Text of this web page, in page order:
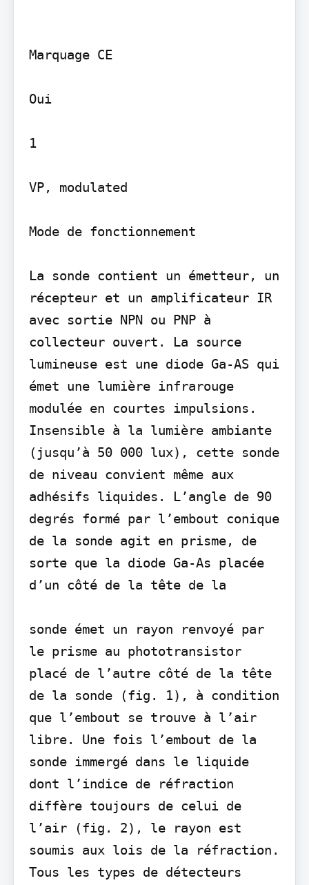
Marquage CE
Oui
1
VP, modulated
Mode de fonctionnement
La sonde contient un émetteur, un
récepteur et un amplificateur IR
avec sortie NPN ou PNP à
collecteur ouvert. La source
lumineuse est une diode Ga-AS qui
émet une lumière infrarouge
modulée en courtes impulsions.
Insensible à la lumière ambiante
(jusqu’à 50 000 lux), cette sonde
de niveau convient même aux
adhésifs liquides. L’angle de 90
degrés formé par l’embout conique
de la sonde agit en prisme, de
sorte que la diode Ga-As placée
d’un côté de la tête de la
sonde émet un rayon renvoyé par
le prisme au phototransistor
placé de l’autre côté de la tête
de la sonde (fig. 1), à condition
que l’embout se trouve à l’air
libre. Une fois l’embout de la
sonde immergé dans le liquide
dont l’indice de réfraction
diffère toujours de celui de
l’air (fig. 2), le rayon est
soumis aux lois de la réfraction.
Tous les types de détecteurs